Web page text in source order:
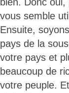
vous semble
Ensuite,
pays de la
votre pays et
beaucoup de
votre peuple.